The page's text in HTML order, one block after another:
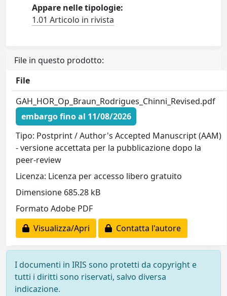
Appare nelle tipologie:
1.01 Articolo in rivista
File in questo prodotto:
File
GAH_HOR_Op_Braun_Rodrigues_Chinni_Revised.pdf
embargo fino al 11/08/2026
Tipo: Postprint / Author's Accepted Manuscript (AAM)
- versione accettata per la pubblicazione dopo la
peer-review
Licenza: Licenza per accesso libero gratuito
Dimensione 685.28 kB
Formato Adobe PDF
Visualizza/Apri
Contatta l'autore
I documenti in IRIS sono protetti da copyright e
tutti i diritti sono riservati, salvo diversa
indicazione.